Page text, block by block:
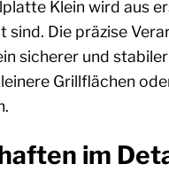
Klein wird aus
Die präzise
sicherer und
Grillflächen
im